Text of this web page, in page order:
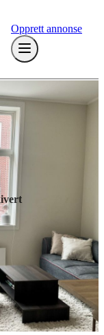
Opprett annonse